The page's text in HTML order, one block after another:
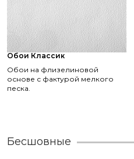
Обои Классик
Обои на флизелиновой
основе с фактурой мелкого
песка.
Бесшовные